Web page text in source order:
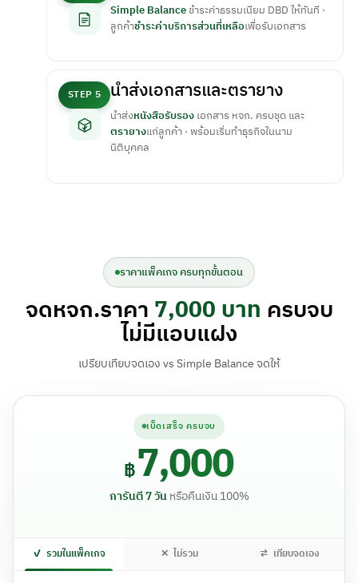
Simple Balanceชำระค่าธรรมเนียม DBD ให้ทันที ·
ลูกค้าชำระค่าบริการส่วนที่เหลือเพื่อรับเอกสาร
STEP 5 นำส่งเอกสารและตรายาง
นำส่งหนังสือรับรองเอกสาร หจก. ครบชุด และ
ตรายางแก่ลูกค้า · พร้อมเริ่มทำธุรกิจในนาม
นิติบุคคล
ราคาแพ็คเกจ ครบทุกขั้นตอน
จดหจก.ราคา7,000 บาท ครบจบ
ไม่มีแอบแฝง
เปรียบเทียบจดเอง vs Simple Balance จดให้
เบ็ดเสร็จ ครบจบ
฿7,000
การันตี 7 วันหรือคืนเงิน 100%
✓ รวมในแพ็คเกจ ✕ ไม่รวม ⇄ เทียบจดเอง